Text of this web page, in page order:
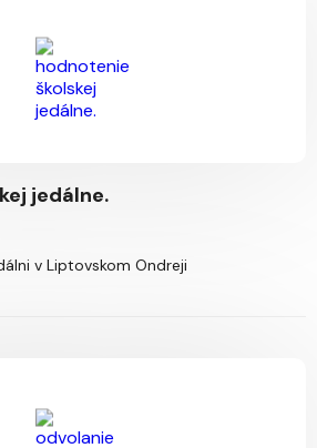
jedálne.
v Liptovskom Ondreji